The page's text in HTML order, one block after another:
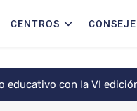
CENTROS
educativo con la VI